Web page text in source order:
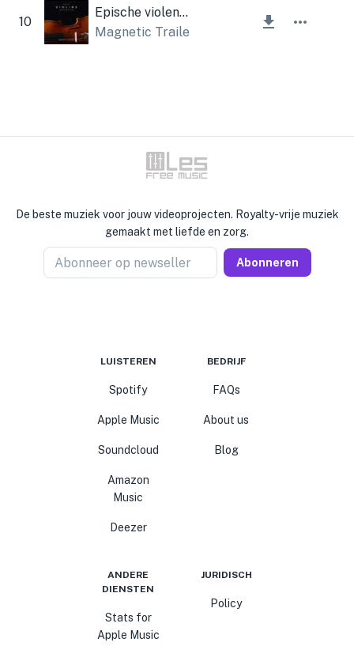
10
Epische violen (orkest)
Magnetic Trailer
De beste muziek voor jouw videoprojecten. Royalty-vrije muziek
gemaakt met liefde en zorg.
Abonneer op newseller Abonneren
LUISTEREN
Spotify
Apple Music
Soundcloud
Amazon
Music
Deezer
BEDRIJF
FAQs
About us
Blog
ANDERE
DIENSTEN
Stats for
Apple Music
JURIDISCH
Policy